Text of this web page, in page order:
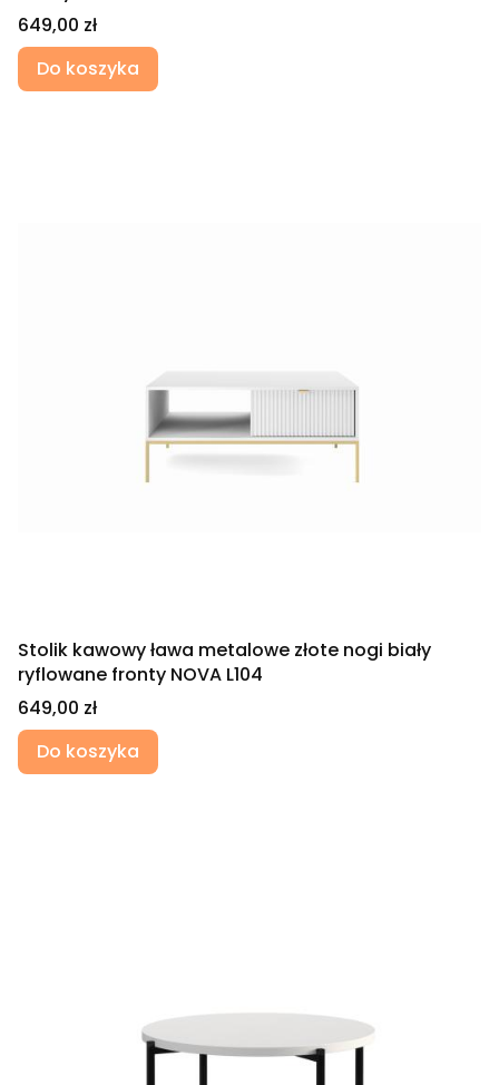
Cena
649,00 zł
Do koszyka
Stolik kawowy ława metalowe złote nogi biały
ryflowane fronty NOVA L104
Cena
649,00 zł
Do koszyka